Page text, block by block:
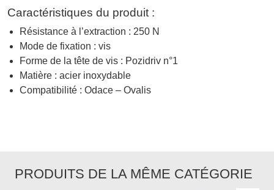
Caractéristiques du produit :
Résistance à l’extraction : 250 N
Mode de fixation : vis
Forme de la tête de vis : Pozidriv n°1
Matière : acier inoxydable
Compatibilité : Odace – Ovalis
PRODUITS DE LA MÊME CATÉGORIE